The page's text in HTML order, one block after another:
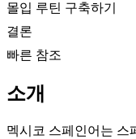
몰입 루틴 구축하기
결론
빠른 참조
소개
멕시코 스페인어는 스